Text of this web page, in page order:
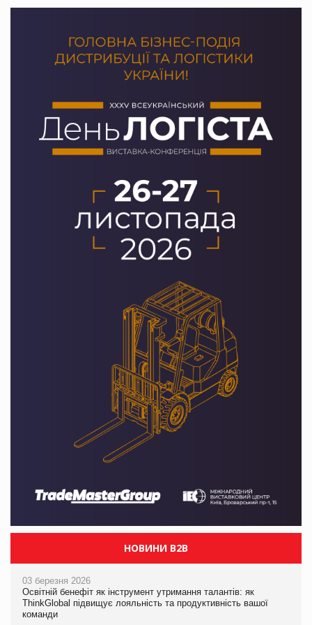
НОВИНИ B2B
03 березня 2026
Освітній бенефіт як інструмент утримання талантів: як
ThinkGlobal підвищує лояльність та продуктивність вашої
команди